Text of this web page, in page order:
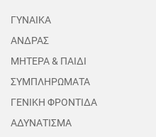
ΓΥΝΑΙΚΑ
ΑΝΔΡΑΣ
ΜΗΤΕΡΑ & ΠΑΙΔΙ
ΣΥΜΠΛΗΡΩΜΑΤΑ
ΓΕΝΙΚΗ ΦΡΟΝΤΙΔΑ
ΑΔΥΝΑΤΙΣΜΑ